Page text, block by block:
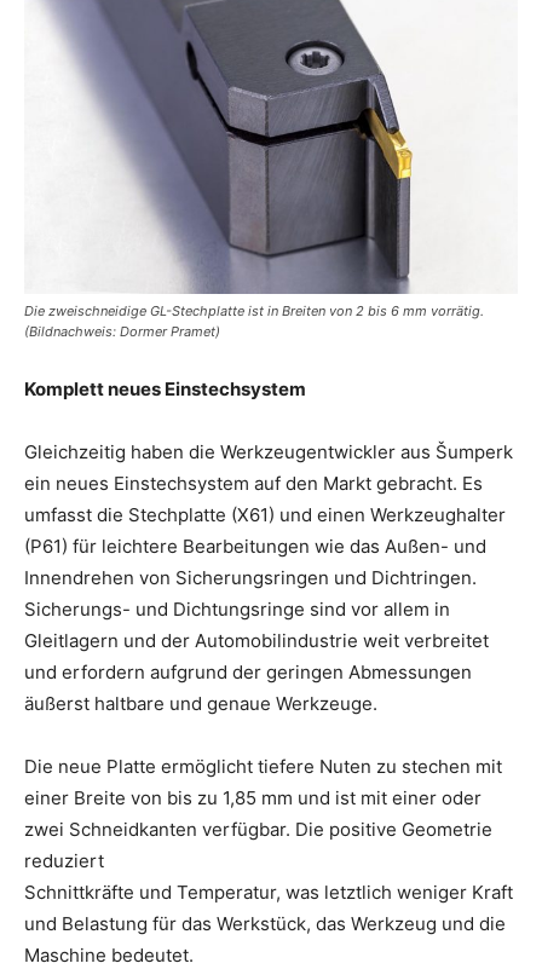
Die zweischneidige GL-Stechplatte ist in Breiten von 2 bis 6 mm vorrätig.
(Bildnachweis: Dormer Pramet)
Komplett neues Einstechsystem
Gleichzeitig haben die Werkzeugentwickler aus Šumperk
ein neues Einstechsystem auf den Markt gebracht. Es
umfasst die Stechplatte (X61) und einen Werkzeughalter
(P61) für leichtere Bearbeitungen wie das Außen- und
Innendrehen von Sicherungsringen und Dichtringen.
Sicherungs- und Dichtungsringe sind vor allem in
Gleitlagern und der Automobilindustrie weit verbreitet
und erfordern aufgrund der geringen Abmessungen
äußerst haltbare und genaue Werkzeuge.
Die neue Platte ermöglicht tiefere Nuten zu stechen mit
einer Breite von bis zu 1,85 mm und ist mit einer oder
zwei Schneidkanten verfügbar. Die positive Geometrie
reduziert
Schnittkräfte und Temperatur, was letztlich weniger Kraft
und Belastung für das Werkstück, das Werkzeug und die
Maschine bedeutet.